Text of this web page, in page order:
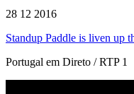
28 12 2016
Standup Paddle is liven up
Portugal em Direto / RTP 1